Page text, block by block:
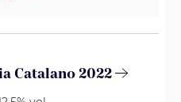
Catalano 2022